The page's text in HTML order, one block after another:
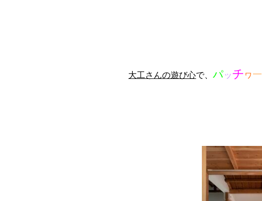
大工さんの遊び心で、パッ チ ワ ー